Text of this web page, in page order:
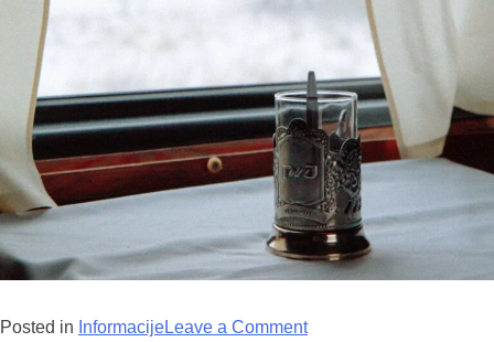
Posted in InformacijeLeave a Commenton Putovanje iz